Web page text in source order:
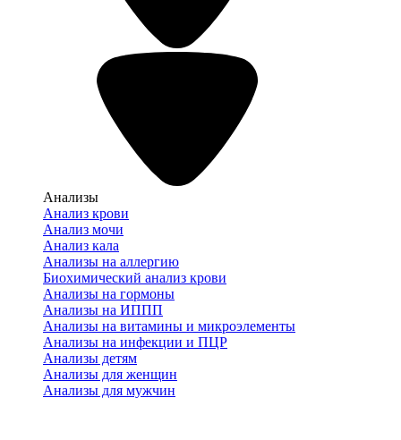
Анализы
Анализ крови
Анализ мочи
Анализ кала
Анализы на аллергию
Биохимический анализ крови
Анализы на гормоны
Анализы на ИППП
Анализы на витамины и микроэлементы
Анализы на инфекции и ПЦР
Анализы детям
Анализы для женщин
Анализы для мужчин